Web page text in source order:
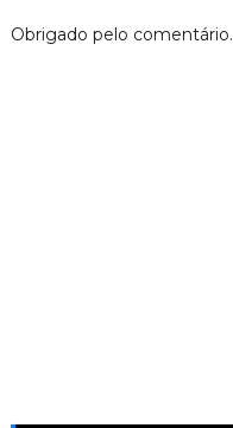
Obrigado pelo comentário.